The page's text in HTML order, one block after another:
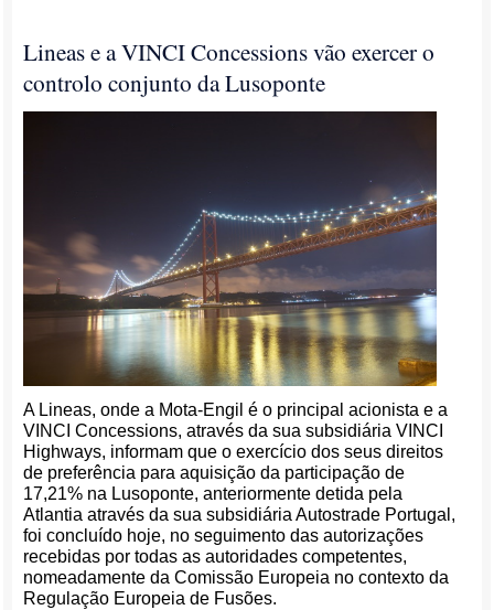
Lineas e a VINCI Concessions vão exercer o
controlo conjunto da Lusoponte
A Lineas, onde a Mota-Engil é o principal acionista e a
VINCI Concessions, através da sua subsidiária VINCI
Highways, informam que o exercício dos seus direitos
de preferência para aquisição da participação de
17,21% na Lusoponte, anteriormente detida pela
Atlantia através da sua subsidiária Autostrade Portugal,
foi concluído hoje, no seguimento das autorizações
recebidas por todas as autoridades competentes,
nomeadamente da Comissão Europeia no contexto da
Regulação Europeia de Fusões.